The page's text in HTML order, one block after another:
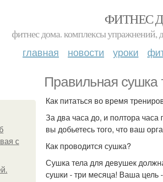
ФИТНЕС
фитнес дома. комплексы упражнений,
главная новости уроки
Правильная сушка
с
Как питаться во время
За два часа до, и полтора
вы добьетесь того, что ваш
Как проводится сушка?
Сушка тела для девушек
сушки - три месяца! Ваша цель